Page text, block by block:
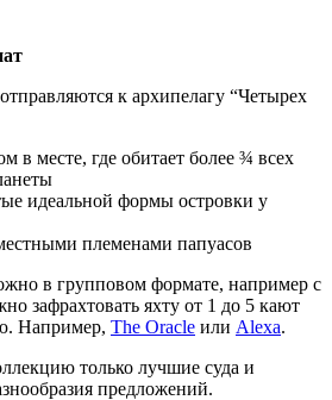
к архипелагу “Четырех
в месте, где обитает более ¾ всех
идеальной формы островки у
племенами папуасов
в групповом формате, например с
зафрахтовать яхту от 1 до 5 кают
Например, The Oracle или Alexa.
только лучшие суда и
предложений.